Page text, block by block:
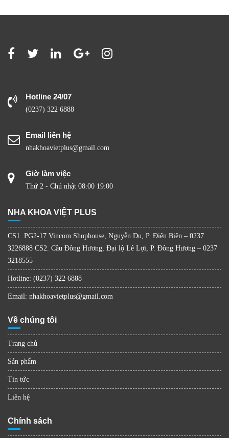
Hotline 24/07
(0237) 322 6888
Email liên hệ
nhakhoavietplus@gmail.com
Giờ làm việc
Thứ 2 - Chủ nhật 08:00 19:00
NHA KHOA VIỆT PLUS
CS1. PG2-17 Vincom Shophouse, Nguyễn Du, P. Điện Biên – 0237
3226888 CS2. Cầu Đông Hương, Đại lộ Lê Lợi, P. Đông Hương – 0237
3218555
Hotline: (0237) 322 6888
Email: nhakhoavietplus@gmail.com
Về chúng tôi
Trang chủ
Sản phẩm
Tin tức
Liên hệ
Chính sách